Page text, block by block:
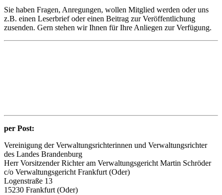
Sie haben Fragen, Anregungen, wollen Mitglied werden oder uns
z.B. einen Leserbrief oder einen Beitrag zur Veröffentlichung
zusenden. Gern stehen wir Ihnen für Ihre Anliegen zur Verfügung.
per Post:
Vereinigung der Verwaltungsrichterinnen und Verwaltungsrichter
des Landes Brandenburg
Herr Vorsitzender Richter am Verwaltungsgericht Martin Schröder
c/o Verwaltungsgericht Frankfurt (Oder)
Logenstraße 13
15230 Frankfurt (Oder)